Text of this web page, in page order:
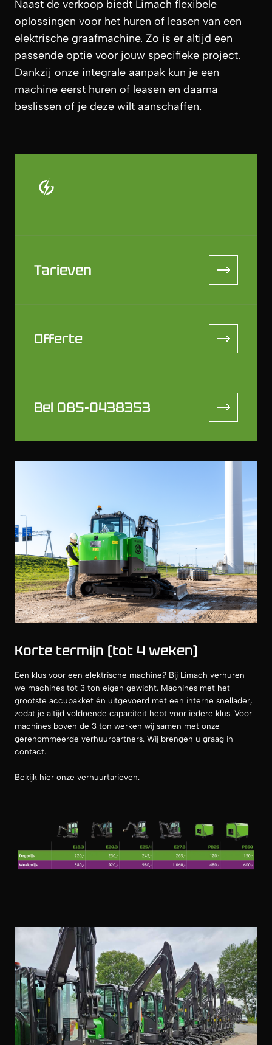
Naast de verkoop biedt Limach flexibele
oplossingen voor het huren of leasen van een
elektrische graafmachine. Zo is er altijd een
passende optie voor jouw specifieke project.
Dankzij onze integrale aanpak kun je een
machine eerst huren of leasen en daarna
beslissen of je deze wilt aanschaffen.
Tarieven
Offerte
Bel 085-0438353
Korte termijn (tot 4 weken)
Een klus voor een elektrische machine? Bij Limach verhuren
we machines tot 3 ton eigen gewicht. Machines met het
grootste accupakket én uitgevoerd met een interne snellader,
zodat je altijd voldoende capaciteit hebt voor iedere klus. Voor
machines boven de 3 ton werken wij samen met onze
gerenommeerde verhuurpartners. Wij brengen u graag in
contact.
Bekijk hier onze verhuurtarieven.